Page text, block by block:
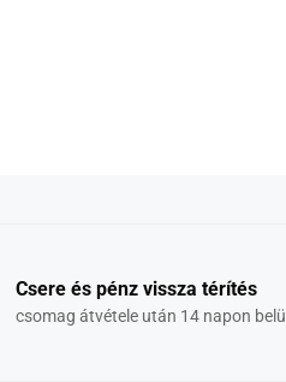
Csere és pénz vissza térítés
csomag átvétele után 14 napon belül